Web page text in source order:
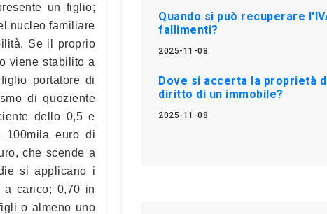
un figlio;
nucleo familiare
Se il proprio
viene stabilito a
portatore di
di quoziente
dello 0,5 e
100mila euro di
che scende a
si applicano i
carico; 0,70 in
o almeno uno
Quando si può recuperare
fallimenti?
2025-11-08
Dove si accerta la proprietà
diritto di un immobile?
2025-11-08